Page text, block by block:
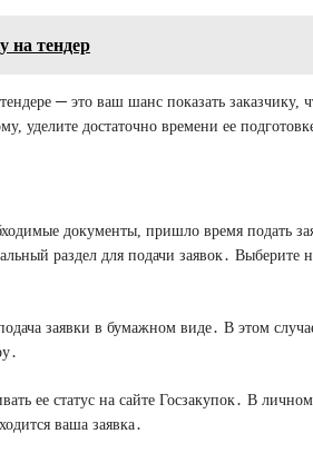
на тендер
─ это ваш шанс показать заказчику,
уделите достаточно времени ее
документы, пришло время подать
раздел для подачи заявок․ Выберите
заявки в бумажном виде․ В этом
ее статус на сайте Госзакупок․ В
ваша заявка․